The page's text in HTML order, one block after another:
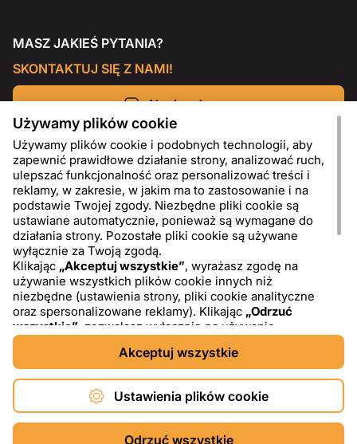
MASZ JAKIEŚ PYTANIA?
SKONTAKTUJ SIĘ Z NAMI!
Napisz do nas
Copyright © 2026 DXF4YOU.
PL USD - US Dollar ($)
Używamy plików cookie
Używamy plików cookie i podobnych technologii, aby
zapewnić prawidłowe działanie strony, analizować ruch,
ulepszać funkcjonalność oraz personalizować treści i
reklamy, w zakresie, w jakim ma to zastosowanie i na
podstawie Twojej zgody. Niezbędne pliki cookie są
ustawiane automatycznie, ponieważ są wymagane do
działania strony. Pozostałe pliki cookie są używane
wyłącznie za Twoją zgodą.
Klikając „Akceptuj wszystkie”, wyrażasz zgodę na
używanie wszystkich plików cookie innych niż
niezbędne (ustawienia strony, pliki cookie analityczne
oraz spersonalizowane reklamy). Klikając „Odrzuć
wszystkie” , zezwalasz wyłącznie na używanie
niezbędnych plików cookie. Klikając
, możesz wybrać, które kategorie plików cookie
chcesz zaakceptować lub zablokować. Możesz w
dowolnym momencie zmienić lub wycofać swoją zgodę,
korzystając z linku „Ustawienia plików cookie” w dolnej
części strony. Więcej informacji na temat korzystania z
plików cookie, w tym o dostawcach zewnętrznych,
Akceptuj wszystkie
Ustawienia plików cookie
Odrzuć wszystkie